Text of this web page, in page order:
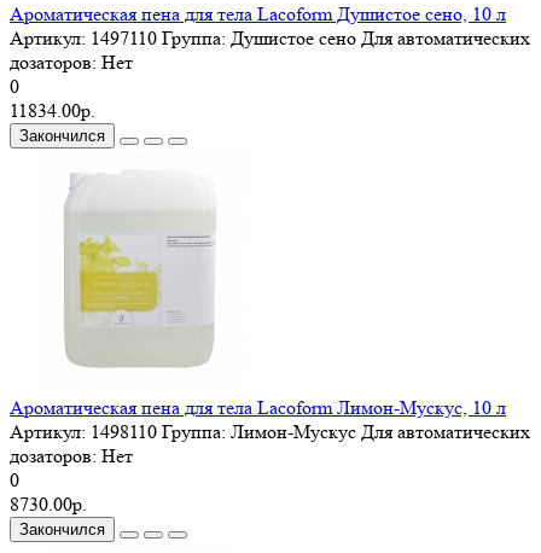
Ароматическая пена для тела Lacoform Душистое сено, 10 л
Артикул: 1497110 Группа: Душистое сено Для автоматических
дозаторов: Нет
0
11834.00р.
Закончился
Ароматическая пена для тела Lacoform Лимон-Мускус, 10 л
Артикул: 1498110 Группа: Лимон-Мускус Для автоматических
дозаторов: Нет
0
8730.00р.
Закончился